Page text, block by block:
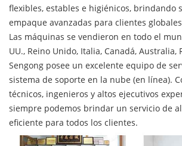
flexibles, estables e higiénicos, brindando
empaque avanzadas para clientes
Las máquinas se vendieron en todo el
UU., Reino Unido, Italia, Canadá, Australia,
Sengong posee un excelente equipo de
sistema de soporte en la nube (en línea).
técnicos, ingenieros y altos ejecutivos
siempre podemos brindar un servicio de
eficiente para todos los clientes.